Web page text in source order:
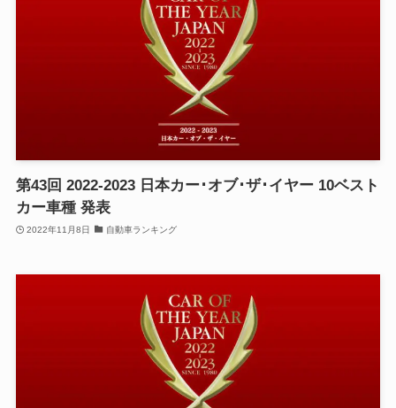
第43回 2022-2023 日本カー･オブ･ザ･イヤー 10ベスト
カー車種 発表
2022年11月8日 自動車ランキング